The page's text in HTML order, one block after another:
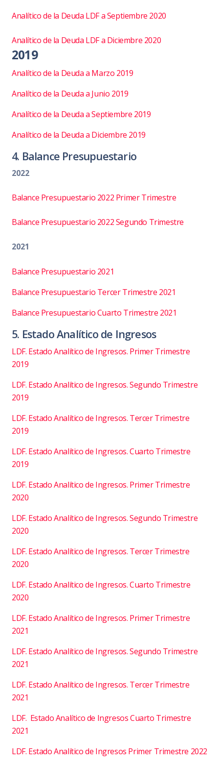
Analítico de la Deuda LDF a Septiembre 2020
Analítico de la Deuda LDF a Diciembre 2020
2019
Analítico de la Deuda a Marzo 2019
Analítico de la Deuda a Junio 2019
Analítico de la Deuda a Septiembre 2019
Analítico de la Deuda a Diciembre 2019
4. Balance Presupuestario
2022
Balance Presupuestario 2022 Primer Trimestre
Balance Presupuestario 2022 Segundo Trimestre
2021
Balance Presupuestario 2021
Balance Presupuestario Tercer Trimestre 2021
Balance Presupuestario Cuarto Trimestre 2021
5. Estado Analítico de Ingresos
LDF. Estado Analítico de Ingresos. Primer Trimestre
2019
LDF. Estado Analítico de Ingresos. Segundo Trimestre
2019
LDF. Estado Analítico de Ingresos. Tercer Trimestre
2019
LDF. Estado Analítico de Ingresos. Cuarto Trimestre
2019
LDF. Estado Analítico de Ingresos. Primer Trimestre
2020
LDF. Estado Analítico de Ingresos. Segundo Trimestre
2020
LDF. Estado Analítico de Ingresos. Tercer Trimestre
2020
LDF. Estado Analítico de Ingresos. Cuarto Trimestre
2020
LDF. Estado Analítico de Ingresos. Primer Trimestre
2021
LDF. Estado Analítico de Ingresos. Segundo Trimestre
2021
LDF. Estado Analítico de Ingresos. Tercer Trimestre
2021
LDF. Estado Analítico de Ingresos Cuarto Trimestre
2021
LDF. Estado Analítico de Ingresos Primer Trimestre 2022